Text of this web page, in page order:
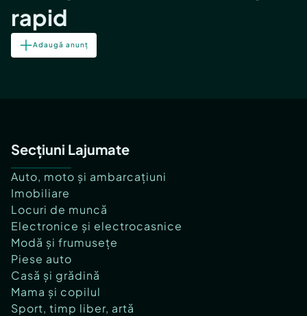
rapid
Adaugă anunț
Secțiuni Lajumate
Auto, moto și ambarcațiuni
Imobiliare
Locuri de muncă
Electronice și electrocasnice
Modă și frumusețe
Piese auto
Casă și grădină
Mama și copilul
Sport, timp liber, artă